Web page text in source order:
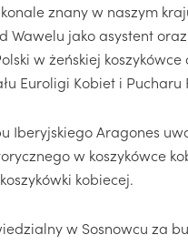
znany w naszym
Wawelu jako asystent
w żeńskiej
Euroligi Kobiet i Pucharu
Iberyjskiego Aragones
w koszykówce
kobiecej.
w Sosnowcu za